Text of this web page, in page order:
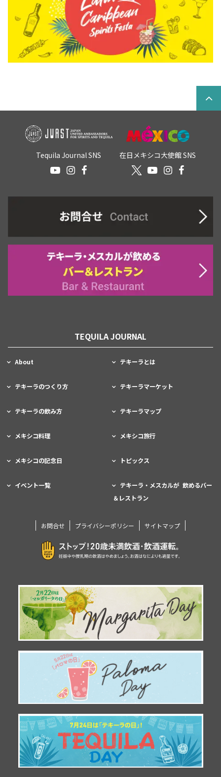
Tequila Journal SNS 在日メキシコ大使館 SNS
TEQUILA JOURNAL
About テキーラとは
テキーラのつくり方 テキーラマーケット
テキーラの飲み方 テキーラマップ
メキシコ料理 メキシコ旅行
メキシコの記念日 トピックス
イベント一覧
テキーラ・メスカルが 飲めるバー
＆レストラン
お問合せ プライバシーポリシー サイトマップ